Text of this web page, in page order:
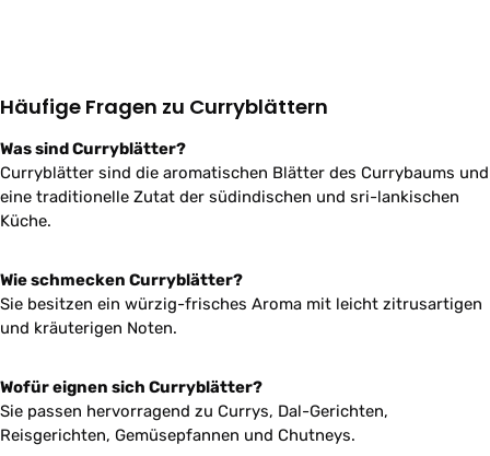
Häufige Fragen zu Curryblättern
Was sind Curryblätter?
Curryblätter sind die aromatischen Blätter des Currybaums und
eine traditionelle Zutat der südindischen und sri-lankischen
Küche.
Wie schmecken Curryblätter?
Sie besitzen ein würzig-frisches Aroma mit leicht zitrusartigen
und kräuterigen Noten.
Wofür eignen sich Curryblätter?
Sie passen hervorragend zu Currys, Dal-Gerichten,
Reisgerichten, Gemüsepfannen und Chutneys.